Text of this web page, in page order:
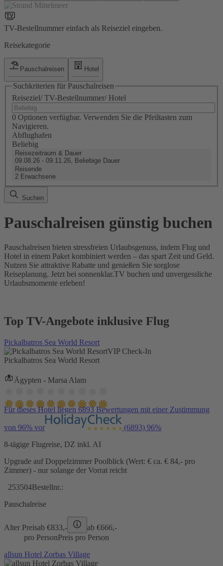
TV-Bestellnummer einfach als Reiseziel eingeben.
Reisekategorie
Pauschalreisen Hotel
Suchkriterien für Pauschalreisen
Reiseziel/ TV-Bestellnummer/ Hotel
0 Optionen verfügbar. Verwenden Sie die Pfeiltasten zum
Navigieren.
Abflughafen
Beliebig
Reisezeitraum & Dauer
09.08.26 - 09.11.26, Beliebige Dauer
Reisende
2 Erwachsene
Suchen
Pauschalreisen günstig buchen
Pauschalreisen bieten stressfreien Urlaubsgenuss, indem Flug und
Hotel in einem Paket kombiniert werden – das spart Zeit und Geld.
Nutzen Sie attraktive Rabatte und genießen Sie sorglose
Reiseplanung. Jetzt bei sonnenklar.TV buchen und unvergessliche
Urlaubsmomente erleben!
Top TV-Angebote inklusive Flug
Pickalbatros Sea World Resort
VIP Check-In
Pickalbatros Sea World Resort
Ägypten - Marsa Alam
Für dieses Hotel liegen 6893 Bewertungen mit einer Zustimmung
von 96% vor (6893) 96%
8-tägige Flugreise, DZ inkl. AI
Upgrade auf Doppelzimmer Poolblick (Wert: € ca. € 84,- pro
Zimmer) - nur solange der Vorrat reicht
253504Bestellnr.:
Pauschalreise
Alter Preisab €833,- ab €666,-
pro PersonPreis pro Person
allsun Hotel Zorbas Village